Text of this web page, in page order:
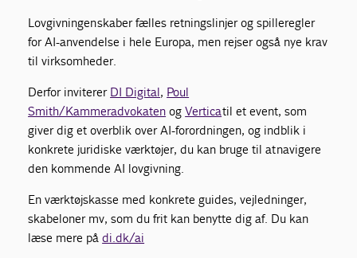
Lovgivningenskaber fælles retningslinjer og spilleregler
for AI-anvendelse i hele Europa, men rejser også nye krav
til virksomheder.
Derfor inviterer DI Digital, Poul
Smith/Kammeradvokaten ogVerticatil et event, som
giver dig et overblik over AI-forordningen, og indblik i
konkrete juridiske værktøjer, du kan bruge til atnavigere
den kommende AI lovgivning
En værktøjskasse med konkrete guides, vejledninger,
skabeloner mv, som du frit kan benytte dig af. Du kan
læse mere pådi.dk/ai